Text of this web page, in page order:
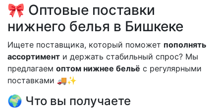
🎀 Оптовые поставки
нижнего белья в Бишкеке
Ищете поставщика, который поможет пополнять
ассортимент и держать стабильный спрос? Мы
предлагаем оптом нижнее бельё с регулярными
поставками 🚚✨
🌍 Что вы получаете